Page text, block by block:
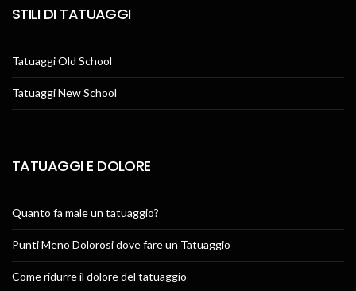
STILI DI TATUAGGI
Tatuaggi Old School
Tatuaggi New School
TATUAGGI E DOLORE
Quanto fa male un tatuaggio?
Punti Meno Dolorosi dove fare un Tatuaggio
Come ridurre il dolore del tatuaggio